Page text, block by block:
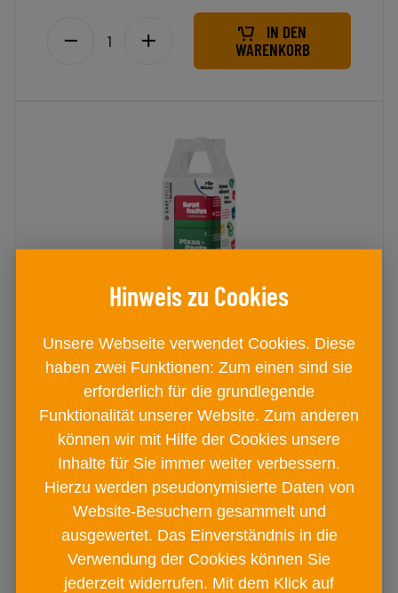
WARENKORB
Easy Spices Geschenkset 290g
Geschenkbox
€ 1960
IN DEN
WARENKORB
Unsere Webseite verwendet Cookies. Diese
haben zwei Funktionen: Zum einen sind sie
erforderlich für die grundlegende
Funktionalität unserer Website. Zum anderen
können wir mit Hilfe der Cookies unsere
Inhalte für Sie immer weiter verbessern.
Hierzu werden pseudonymisierte Daten von
Website-Besuchern gesammelt und
ausgewertet. Das Einverständnis in die
Verwendung der Cookies können Sie
jederzeit widerrufen. Mit dem Klick auf